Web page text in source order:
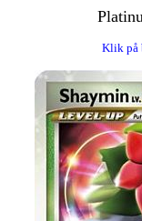
Klik på